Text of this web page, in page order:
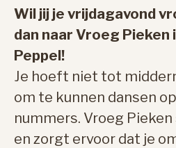
Wil jij je vrijdagavond
dan naar Vroeg Pieken
Peppel!
Je hoeft niet tot
om te kunnen dansen
nummers. Vroeg
en zorgt ervoor dat je